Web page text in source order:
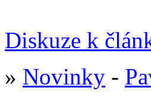
Diskuze k
» Novinky -